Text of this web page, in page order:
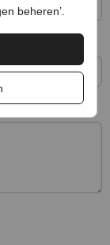
beheren’.